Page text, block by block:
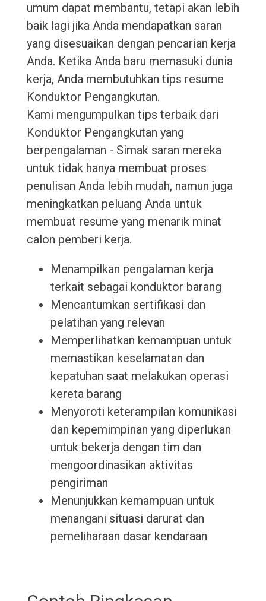
umum dapat membantu, tetapi akan lebih
baik lagi jika Anda mendapatkan saran
yang disesuaikan dengan pencarian kerja
Anda. Ketika Anda baru memasuki dunia
kerja, Anda membutuhkan tips resume
Konduktor Pengangkutan.
Kami mengumpulkan tips terbaik dari
Konduktor Pengangkutan yang
berpengalaman - Simak saran mereka
untuk tidak hanya membuat proses
penulisan Anda lebih mudah, namun juga
meningkatkan peluang Anda untuk
membuat resume yang menarik minat
calon pemberi kerja.
Menampilkan pengalaman kerja
terkait sebagai konduktor barang
Mencantumkan sertifikasi dan
pelatihan yang relevan
Memperlihatkan kemampuan untuk
memastikan keselamatan dan
kepatuhan saat melakukan operasi
kereta barang
Menyoroti keterampilan komunikasi
dan kepemimpinan yang diperlukan
untuk bekerja dengan tim dan
mengoordinasikan aktivitas
pengiriman
Menunjukkan kemampuan untuk
menangani situasi darurat dan
pemeliharaan dasar kendaraan